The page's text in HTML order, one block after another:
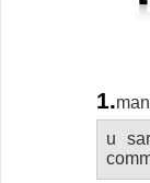
1.
u